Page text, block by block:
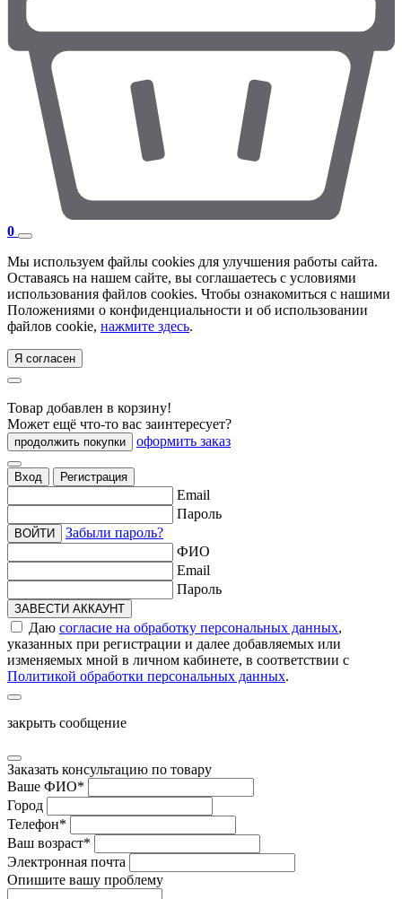
0
Мы используем файлы cookies для улучшения работы сайта.
Оставаясь на нашем сайте, вы соглашаетесь с условиями
использования файлов cookies. Чтобы ознакомиться с нашими
Положениями о конфиденциальности и об использовании
файлов cookie, нажмите здесь.
Я согласен
Товар добавлен в корзину!
Может ещё что-то вас заинтересует?
продолжить покупки оформить заказ
Вход Регистрация
Email
Пароль
ВОЙТИ
Забыли пароль?
ФИО
Email
Пароль
ЗАВЕСТИ АККАУНТ
Даю согласие на обработку персональных данных,
указанных при регистрации и далее добавляемых или
изменяемых мной в личном кабинете, в соответствии с
Политикой обработки персональных данных.
закрыть сообщение
Заказать консультацию по товару
Ваше ФИО*
Город
Телефон*
Ваш возраст*
Электронная почта
Опишите вашу проблему